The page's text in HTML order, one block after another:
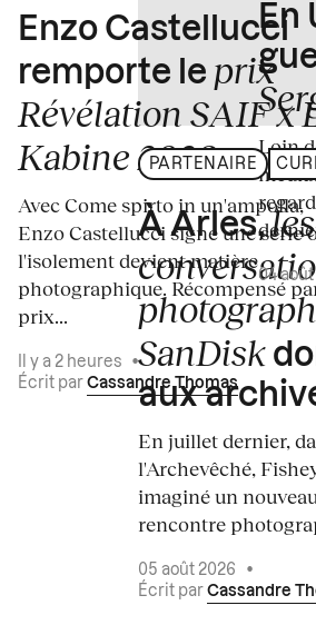
Enzo Castellucci
remporte le prix
Révélation SAIF x
Kabine 2026
Avec Come spirto in un'ampolla,
Enzo Castellucci signe une série
l'isolement devient matière
photographique. Récompensé
prix...
Il y a 2 heures
•
Écrit par Cassandre Thomas
PARTENAIRE
À Arles,les
SanDisk
aux
En juillet dernier,
l'Archevêché,
imaginé un
rencontre
05 août 2026
•
Écrit par Cassandre
En
Loin
04